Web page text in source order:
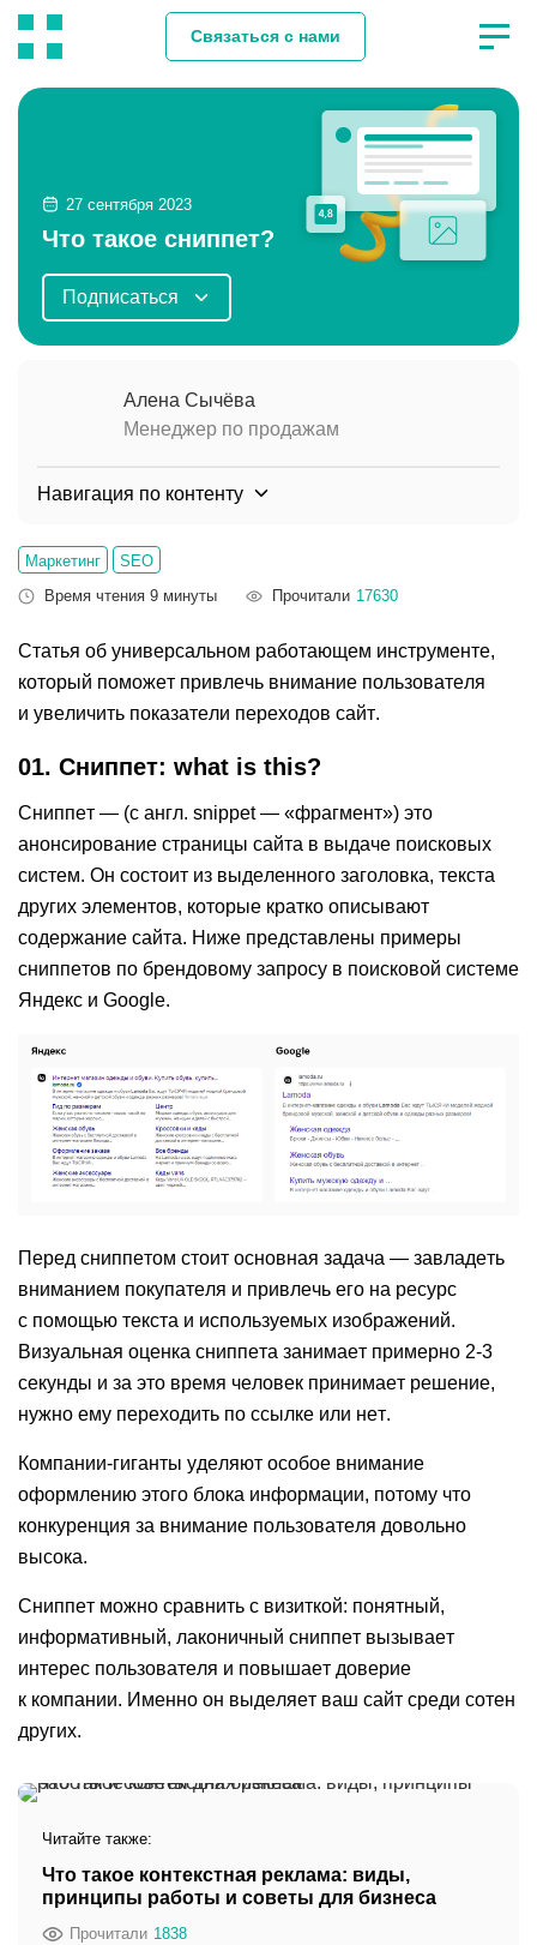
Связаться с нами
27 сентября 2023
Что такое сниппет?
Подписаться
Время чтения 9 минуты Прочитали 17630
Маркетинг SEO
Статья об универсальном работающем инструменте,
который поможет привлечь внимание пользователя
и увеличить показатели переходов сайт.
01. Сниппет: what is this?
Сниппет — (с англ. snippet — «фрагмент») это
анонсирование страницы сайта в выдаче поисковых
систем. Он состоит из выделенного заголовка, текста
других элементов, которые кратко описывают
содержание сайта. Ниже представлены примеры
сниппетов по брендовому запросу в поисковой системе
Яндекс и Google.
Перед сниппетом стоит основная задача — завладеть
вниманием покупателя и привлечь его на ресурс
с помощью текста и используемых изображений.
Визуальная оценка сниппета занимает примерно 2-3
секунды и за это время человек принимает решение,
нужно ему переходить по ссылке или нет.
Компании-гиганты уделяют особое внимание
оформлению этого блока информации, потому что
конкуренция за внимание пользователя довольно
высока.
Сниппет можно сравнить с визиткой: понятный,
информативный, лаконичный сниппет вызывает
интерес пользователя и повышает доверие
к компании. Именно он выделяет ваш сайт среди сотен
других.
Читайте также:
Что такое контекстная реклама: виды,
принципы работы и советы для бизнеса
Прочитали 1838
Алена Сычёва
Менеджер по продажам
Навигация по контенту